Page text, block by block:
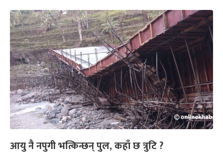
आयु नै नपुगी भत्किन्छन् पुल, कहाँ छ त्रुटि ?